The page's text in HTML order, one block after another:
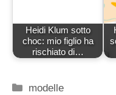
Heidi Klum sotto
choc: mio figlio ha
rischiato di…
Categorie
modelle